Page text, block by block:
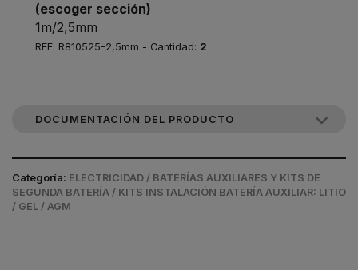
(escoger sección)
1m/2,5mm
REF: R810525-2,5mm - Cantidad: 2
DOCUMENTACIÓN DEL PRODUCTO
Categoría: ELECTRICIDAD / BATERÍAS AUXILIARES Y KITS DE
SEGUNDA BATERÍA / KITS INSTALACIÓN BATERÍA AUXILIAR: LITIO
/ GEL / AGM